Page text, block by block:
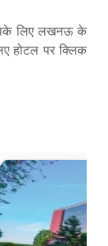
लिए लखनऊ के
होटल पर क्लिक